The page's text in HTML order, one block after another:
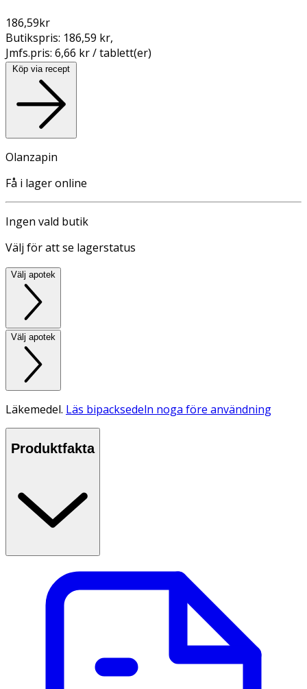
186,59kr
Butikspris: 186,59 kr,
Jmfs.pris: 6,66 kr / tablett(er)
Köp via recept
Olanzapin
Få i lager online
Ingen vald butik
Välj för att se lagerstatus
Välj apotek
Välj apotek
Läkemedel. Läs bipacksedeln noga före användning
Produktfakta